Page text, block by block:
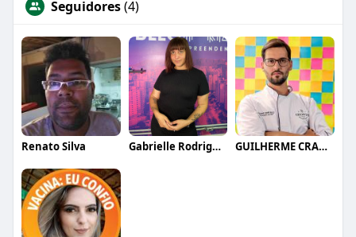
Seguidores(4)
Renato Silva Gabrielle Rodrigues GUILHERME CRAMER BALLE